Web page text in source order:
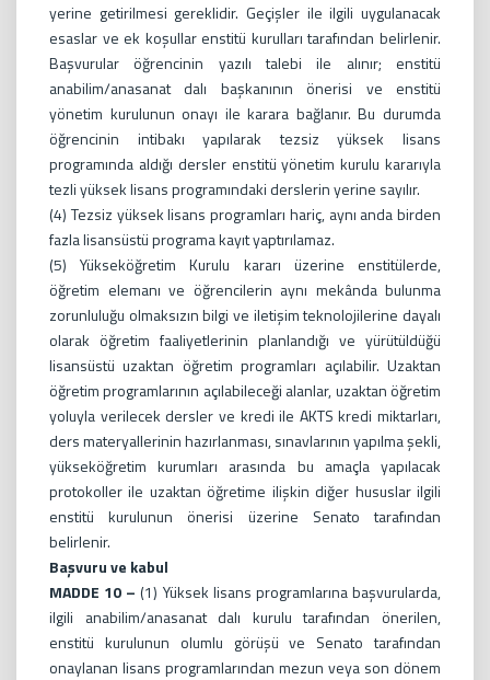
yerine getirilmesi gereklidir. Geçişler ile ilgili uygulanacak
esaslar ve ek koşullar enstitü kurulları tarafından belirlenir.
Başvurular öğrencinin yazılı talebi ile alınır; enstitü
anabilim/anasanat dalı başkanının önerisi ve enstitü
yönetim kurulunun onayı ile karara bağlanır. Bu durumda
öğrencinin intibakı yapılarak tezsiz yüksek lisans
programında aldığı dersler enstitü yönetim kurulu kararıyla
tezli yüksek lisans programındaki derslerin yerine sayılır.
(4) Tezsiz yüksek lisans programları hariç, aynı anda birden
fazla lisansüstü programa kayıt yaptırılamaz.
(5) Yükseköğretim Kurulu kararı üzerine enstitülerde,
öğretim elemanı ve öğrencilerin aynı mekânda bulunma
zorunluluğu olmaksızın bilgi ve iletişim teknolojilerine dayalı
olarak öğretim faaliyetlerinin planlandığı ve yürütüldüğü
lisansüstü uzaktan öğretim programları açılabilir. Uzaktan
öğretim programlarının açılabileceği alanlar, uzaktan öğretim
yoluyla verilecek dersler ve kredi ile AKTS kredi miktarları,
ders materyallerinin hazırlanması, sınavlarının yapılma şekli,
yükseköğretim kurumları arasında bu amaçla yapılacak
protokoller ile uzaktan öğretime ilişkin diğer hususlar ilgili
enstitü kurulunun önerisi üzerine Senato tarafından
belirlenir.
Başvuru ve kabul
MADDE 10 – (1) Yüksek lisans programlarına başvurularda,
ilgili anabilim/anasanat dalı kurulu tarafından önerilen,
enstitü kurulunun olumlu görüşü ve Senato tarafından
onaylanan lisans programlarından mezun veya son dönem